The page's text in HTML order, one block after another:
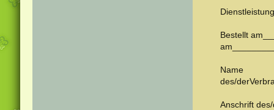
Bestellt
Name
des/
Anschrift